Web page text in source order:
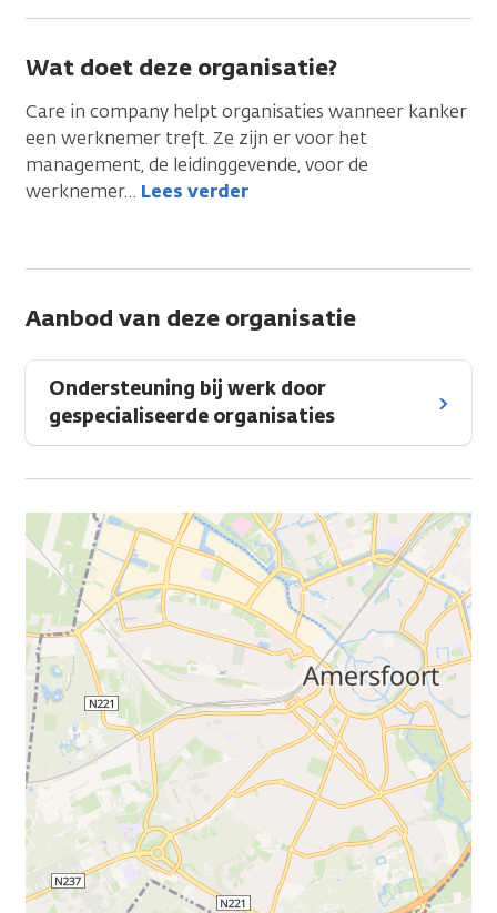
Wat doet deze organisatie?
Care in company helpt organisaties wanneer kanker
een werknemer treft. Ze zijn er voor het
management, de leidinggevende, voor de
werknemer… Lees verder
Aanbod van deze organisatie
Ondersteuning bij werk door
gespecialiseerde organisaties